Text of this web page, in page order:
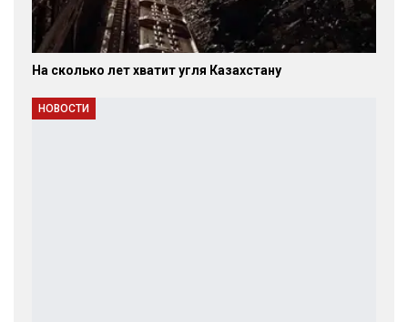
На сколько лет хватит угля Казахстану
НОВОСТИ